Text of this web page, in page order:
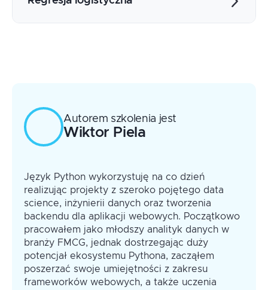
Autorem szkolenia jest
Wiktor Piela
Język Python wykorzystuję na co dzień
realizując projekty z szeroko pojętego data
science, inżynierii danych oraz tworzenia
backendu dla aplikacji webowych. Początkowo
pracowałem jako młodszy analityk danych w
branży FMCG, jednak dostrzegając duży
potencjał ekosystemu Pythona, zacząłem
poszerzać swoje umiejętności z zakresu
frameworków webowych, a także uczenia